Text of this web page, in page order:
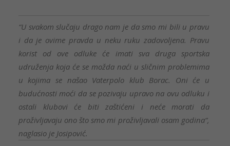
“U svakom slučaju drago nam je da smo mi bili u pravu
i da je ovime pravda u neku ruku zadovoljena. Pravu
korist od ove odluke će imati sva druga sportska
udruženja koja će se možda naći u sličnim problemima
u kojima se našao Vaterpolo klub Borac. Oni će u
budućnosti moći da se pozivaju upravo na ovu odluku i
ostali klubovi će biti zaštićeni i neće morati da
proživljavaju ono što smo mi proživljavali osam godina“,
naglasio je Josipović.